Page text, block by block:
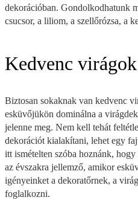
dekorációban. Gondolkodhatunk
csucsor, a liliom, a szellőrózsa, a
Kedvenc virágok
Biztosan sokaknak van kedvenc
esküvőjükön dominálna a
jelenne meg. Nem kell tehát
dekorációt kialakítani, lehet egy
itt ismételten szóba hoznánk,
az évszakra jellemző, amikor
igényeinket a dekoratőrnek, a
foglalkozni.